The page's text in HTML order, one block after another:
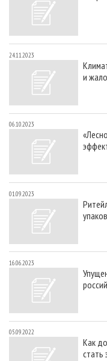
СУШКА ДРЕВЕСИНЫ
ПРОИЗВОДСТВО
ДЕРЕВЯННОЕ
ПРОИЗВОДСТВО
БИОЭНЕРГЕТИКА
ЦБП
ИНСТРУМЕНТ И
ПЕРСОНЫ
МОБИЛЬНЫЕ
ПРИОРИТЕТНЫЕ
RUSSIAN FORESTRY
ГАЗЕТА
БИБЛИОТЕКА
КОНТАКТЫ
РЕКЛАМА
24.11.2023
и
06.10.2023
01.09.2023
16.06.2023
05.09.2022
Как
стать